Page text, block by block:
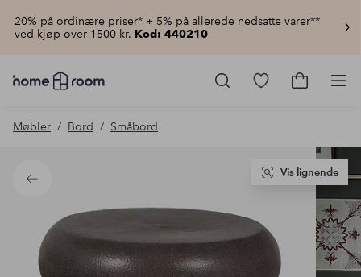
20% på ordinære priser* + 5% på allerede nedsatte varer**
ved kjøp over 1500 kr. Kod: 440210
Homeroom
–
hjemmet
pris
Gå
Gå
Møbler Bord Småbord
Tilbake
Vis lignende